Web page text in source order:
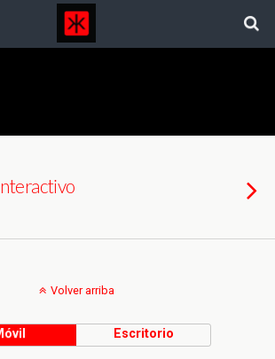
Volver arriba
Escritorio